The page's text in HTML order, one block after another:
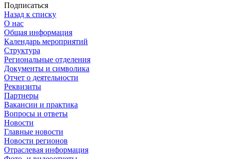
Подписаться
Назад к списку
О нас
Общая информация
Календарь мероприятий
Структура
Региональные отделения
Документы и символика
Отчет о деятельности
Реквизиты
Партнеры
Вакансии и практика
Вопросы и ответы
Новости
Главные новости
Новости регионов
Отраслевая информация